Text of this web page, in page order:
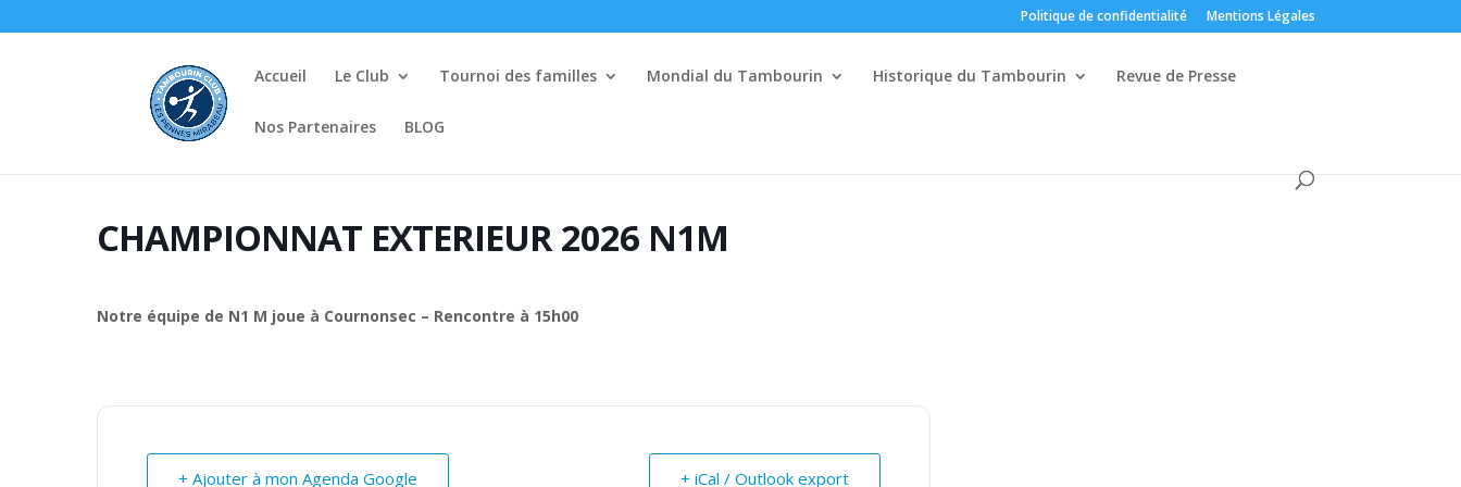
Politique de confidentialité Mentions Légales
Accueil Le Club Tournoi des familles Mondial du Tambourin Historique du Tambourin Revue de Presse
Nos Partenaires BLOG
CHAMPIONNAT EXTERIEUR 2026 N1M
Notre équipe de N1 M joue à Cournonsec – Rencontre à 15h00
+ Ajouter à mon Agenda Google + iCal / Outlook export